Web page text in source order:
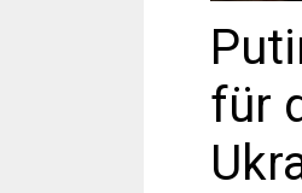
für